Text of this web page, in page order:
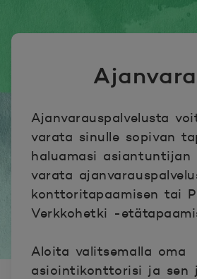
Ajanvarauspalvelusta
varata sinulle sopivan
haluamasi asiantuntijan
varata
konttoritapaamisen tai
Verkkohetki -
Aloita valitsemalla oma
asiointikonttorisi ja sen